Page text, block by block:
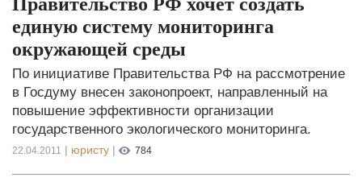
единую систему мониторинга
окружающей среды
По инициативе Правительства РФ на рассмотрение
в Госдуму внесен законопроект, направленный на
повышение эффективности организации
государственного экологического мониторинга.
22.04.2011 | юристу | 784